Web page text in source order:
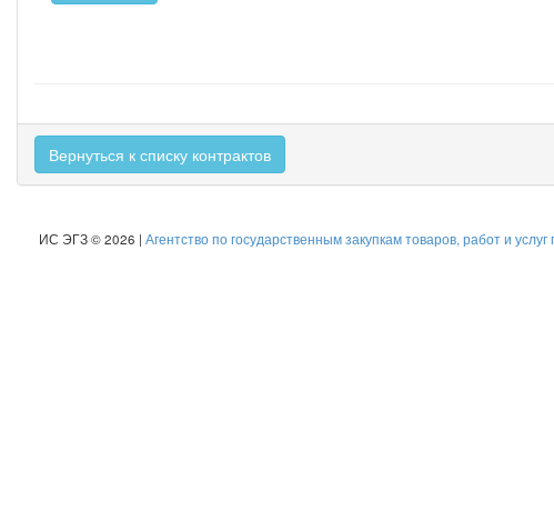
Вернуться к списку контрактов
ИС ЭГЗ © 2026 | Агентство по государственным закупкам товаров, работ и